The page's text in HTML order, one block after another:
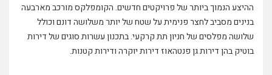
ההיצע הנמוך ביותר של פרויקטים חדשים. הקומפלקס מורכב מארבעה
בנינים מסביב לחצר פנימית על שטח של יותר משלושה דונם וכולל
שלושה מפלסים של חניון תת קרקעי. בתכנון עשרות סוגים של דירות
בוטיק בהן דירות גן פנטהאוז דירות יוקרה ודירות קטנות.